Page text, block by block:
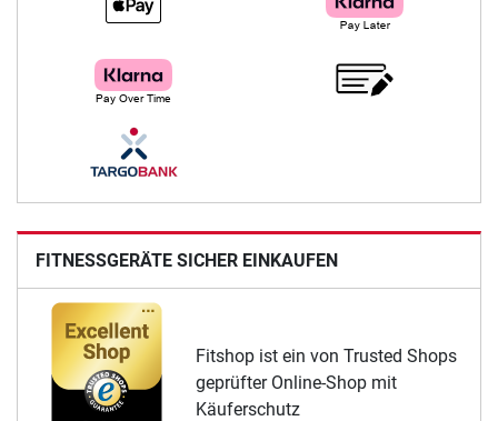
FITNESSGERÄTE SICHER EINKAUFEN
Fitshop ist ein von Trusted Shops
geprüfter Online-Shop mit
Käuferschutz